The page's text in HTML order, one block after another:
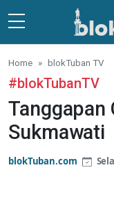
Skip to main content
Home blokTuban TV
#blokTubanTV
Tanggapan
Sukmawati
blokTuban.com